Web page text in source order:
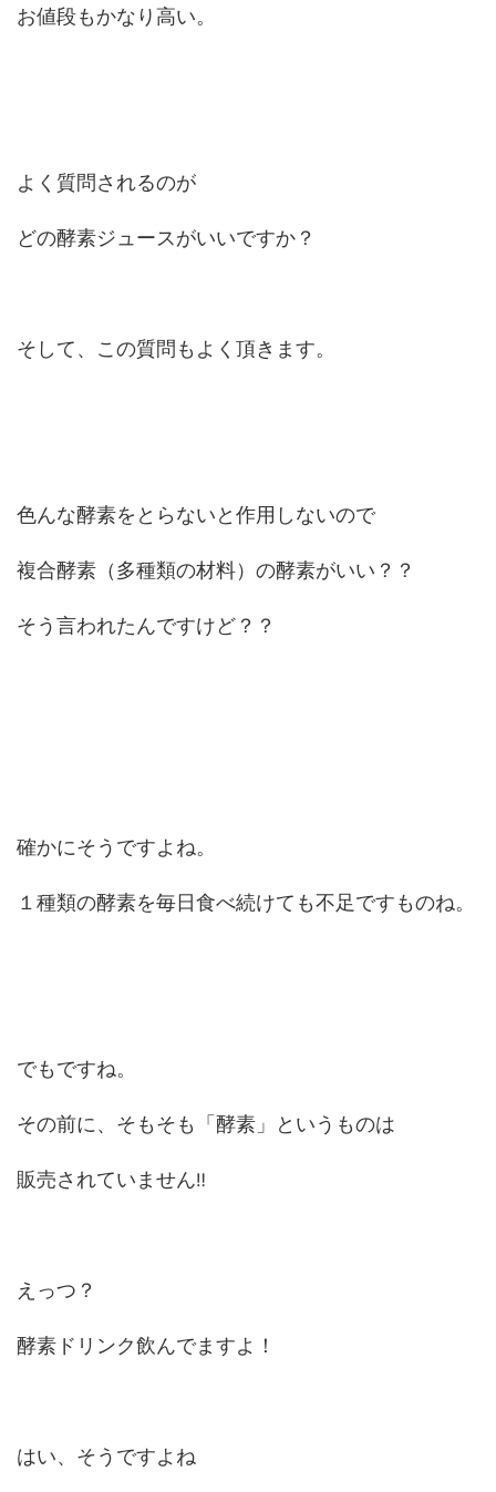
お値段もかなり高い。
よく質問されるのが
どの酵素ジュースがいいですか？
そして、この質問もよく頂きます。
色んな酵素をとらないと作用しないので
複合酵素（多種類の材料）の酵素がいい？？
そう言われたんですけど？？
確かにそうですよね。
１種類の酵素を毎日食べ続けても不足ですものね。
でもですね。
その前に、そもそも「酵素」というものは
販売されていません‼
えっつ？
酵素ドリンク飲んでますよ！
はい、そうですよね